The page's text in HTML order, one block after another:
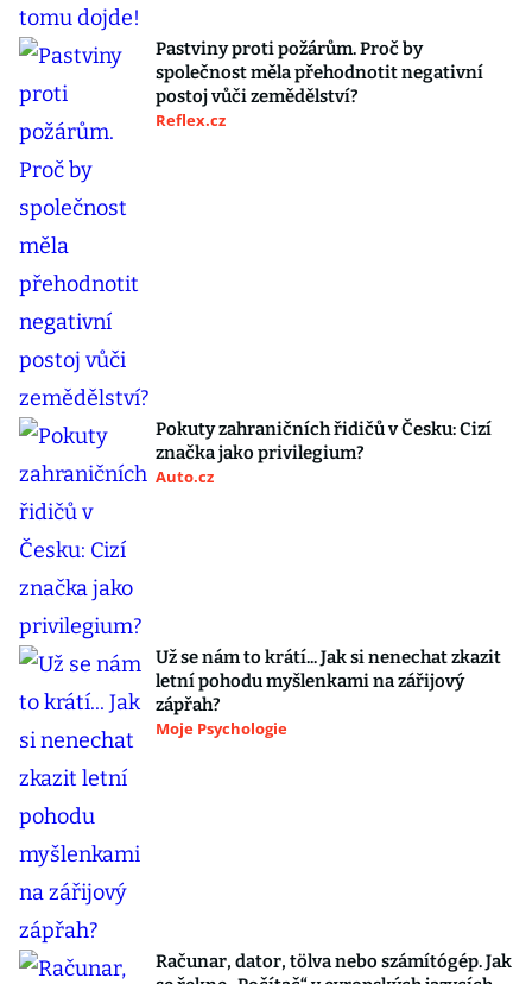
Pastviny proti požárům. Proč by
společnost měla přehodnotit negativní
postoj vůči zemědělství?
Reflex.cz
Pokuty zahraničních řidičů v Česku: Cizí
značka jako privilegium?
Auto.cz
Už se nám to krátí... Jak si nenechat zkazit
letní pohodu myšlenkami na zářijový
zápřah?
Moje Psychologie
Računar, dator, tölva nebo számítógép. Jak